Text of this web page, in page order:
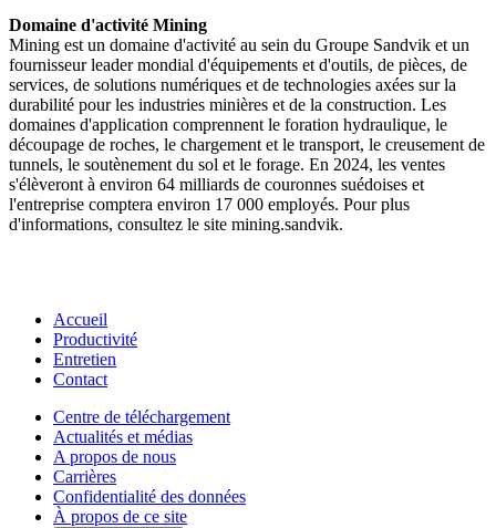
Domaine d'activité Mining
Mining est un domaine d'activité au sein du Groupe Sandvik et un
fournisseur leader mondial d'équipements et d'outils, de pièces, de
services, de solutions numériques et de technologies axées sur la
durabilité pour les industries minières et de la construction. Les
domaines d'application comprennent le foration hydraulique, le
découpage de roches, le chargement et le transport, le creusement de
tunnels, le soutènement du sol et le forage. En 2024, les ventes
s'élèveront à environ 64 milliards de couronnes suédoises et
l'entreprise comptera environ 17 000 employés. Pour plus
d'informations, consultez le site mining.sandvik.
Accueil
Productivité
Entretien
Contact
Centre de téléchargement
Actualités et médias
A propos de nous
Carrières
Confidentialité des données
À propos de ce site